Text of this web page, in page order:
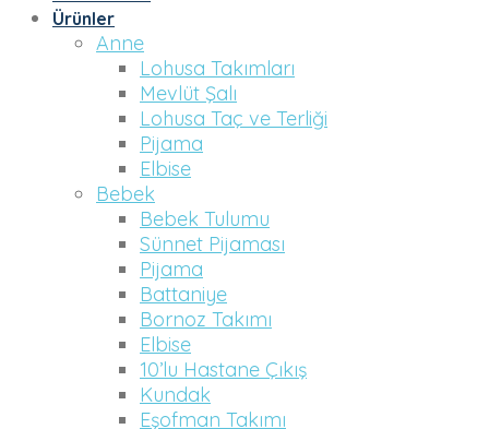
Ürünler
Anne
Lohusa Takımları
Mevlüt Şalı
Lohusa Taç ve Terliği
Pijama
Elbise
Bebek
Bebek Tulumu
Sünnet Pijaması
Pijama
Battaniye
Bornoz Takımı
Elbise
10’lu Hastane Çıkış
Kundak
Eşofman Takımı